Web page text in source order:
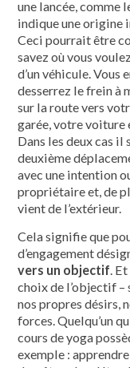
une lancée, comme
indique une origine
Ceci pourrait être
savez où vous
d’un véhicule. Vous
desserrez le frein à
sur la route vers
garée, votre voiture
Dans les deux cas il
deuxième
avec une intention
propriétaire et, de
vient de l’extérieur.
Cela signifie que
d’engagement
vers un objectif .
choix de l’objectif –
nos propres désirs,
forces. Quelqu’un
cours de yoga
exemple :